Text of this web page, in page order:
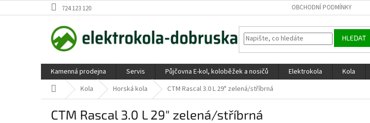
na
724 123 120 OBCHODNÍ PODMÍNKY
HLEDAT
Kamenná prodejna Servis Půjčovna E-kol, koloběžek a nosičů Elektrokola Kola
Domů Kola Horská kola CTM Rascal 3.0 L 29" zelená/stříbrná
CTM Rascal 3.0 L 29" zelená/stříbrná